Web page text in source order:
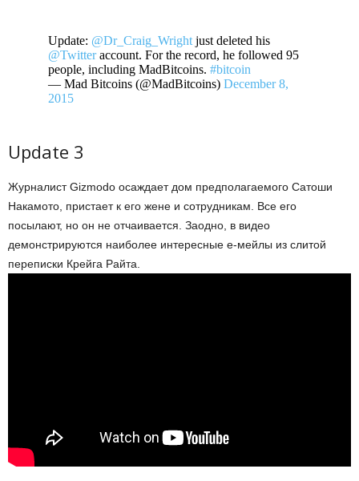
Update: @Dr_Craig_Wright just deleted his
@Twitteraccount. For the record, he followed 95
people, including MadBitcoins. #bitcoin
— Mad Bitcoins (@MadBitcoins) December 8,
2015
Update 3
Журналист Gizmodo осаждает дом предполагаемого Сатоши
Накамото, пристает к его жене и сотрудникам. Все его
посылают, но он не отчаивается. Заодно, в видео
демонстрируются наиболее интересные е-мейлы из слитой
переписки Крейга Райта.